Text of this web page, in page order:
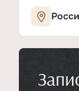
ТипЖК
Класс